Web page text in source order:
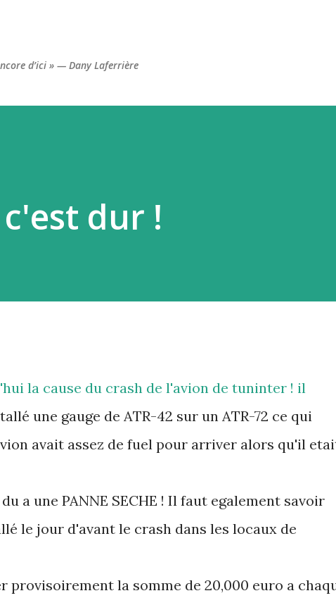
d’ici » — Dany Laferrière
dur !
la cause du crash de l'avion de tuninter ! il
une gauge de ATR-42 sur un ATR-72 ce qui
avait assez de fuel pour arriver alors qu'il
a une PANNE SECHE ! Il faut egalement savoir
le jour d'avant le crash dans les locaux de
provisoirement la somme de 20,000 euro a